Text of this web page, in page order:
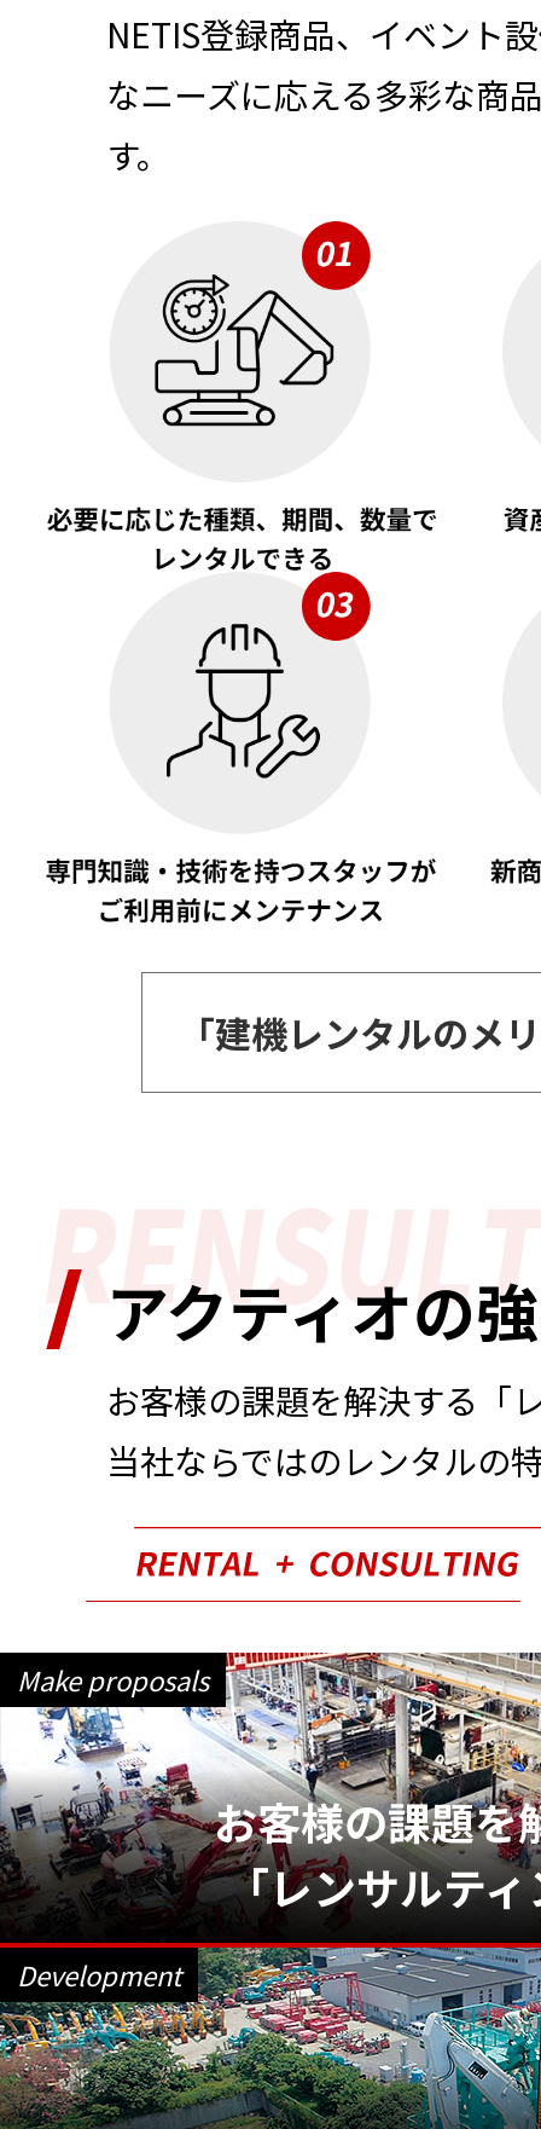
NETIS登録商品、イベント
なニーズに応える多彩な商
す。
「建機レンタルのメ
アクティオの
お客様の課題を解決する「
――当社ならではのレンタル
Make proposals
お客様の課題を
「レンサルテ
Development